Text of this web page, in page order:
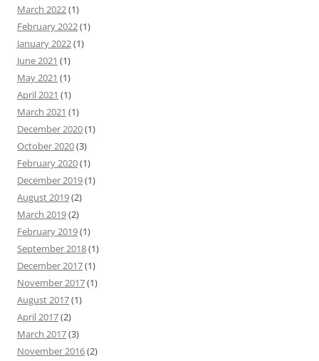
March 2022(1)
February 2022(1)
January 2022(1)
June 2021 (1)
May 2021 (1)
April 2021 (1)
March 2021 (1)
December 2020(1)
October 2020(3)
February 2020(1)
December 2019(1)
August 2019(2)
March 2019(2)
February 2019(1)
September 2018(1)
December 2017(1)
November 2017(1)
August 2017(1)
April 2017(2)
March 2017(3)
November 2016(2)